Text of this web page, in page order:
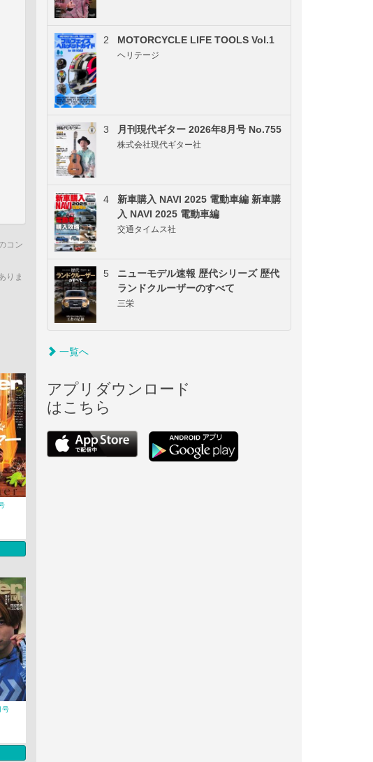
コン
りま
号
2 MOTORCYCLE LIFE TOOLS Vol.1
ヘリテージ
3 月刊現代ギター 2026年8月号 No.755
株式会社現代ギター社
4
新車購入 NAVI 2025 電動車編 新車購
入 NAVI 2025 電動車編
交通タイムス社
5
ニューモデル速報 歴代シリーズ 歴代
ランドクルーザーのすべて
三栄
一覧へ
アプリダウンロード
はこちら